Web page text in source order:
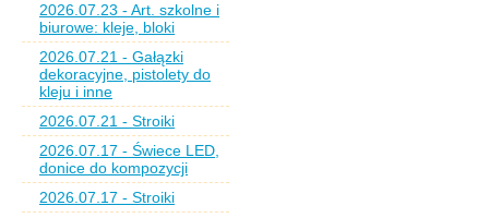
2026.07.23 - Art. szkolne i
biurowe: kleje, bloki
2026.07.21 - Gałązki
dekoracyjne, pistolety do
kleju i inne
2026.07.21 - Stroiki
2026.07.17 - Świece LED,
donice do kompozycji
2026.07.17 - Stroiki